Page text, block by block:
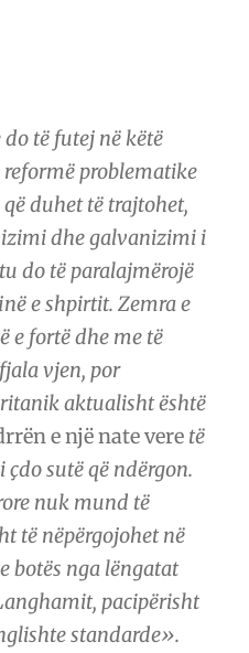
të futej në këtë
problematike
duhet të trajtohet,
dhe galvanizimi i
do të paralajmërojë
e shpirtit. Zemra e
e fortë dhe me të
vjen, por
aktualisht është
e një nate vere të
sutë që ndërgon.
nuk mund të
të nëpërgojohet në
botës nga lëngatat
pacipërisht
standarde».